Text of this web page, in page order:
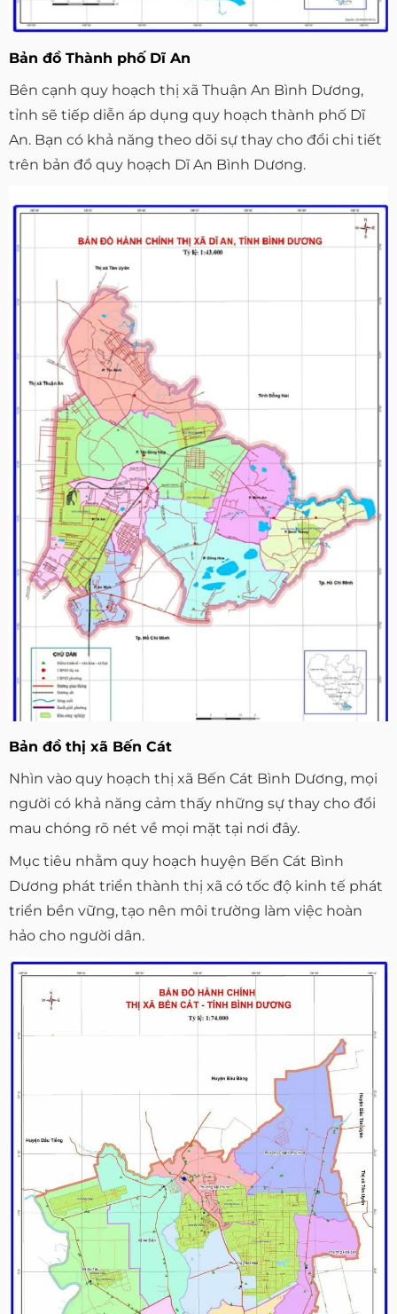
Bản đồ Thành phố Dĩ An
Bên cạnh quy hoạch thị xã Thuận An Bình Dương,
tỉnh sẽ tiếp diễn áp dụng quy hoạch thành phố Dĩ
An. Bạn có khả năng theo dõi sự thay cho đổi chi tiết
trên bản đồ quy hoạch Dĩ An Bình Dương.
Bản đồ thị xã Bến Cát
Nhìn vào quy hoạch thị xã Bến Cát Bình Dương, mọi
người có khả năng cảm thấy những sự thay cho đổi
mau chóng rõ nét về mọi mặt tại nơi đây.
Mục tiêu nhằm quy hoạch huyện Bến Cát Bình
Dương phát triển thành thị xã có tốc độ kinh tế phát
triển bền vững, tạo nên môi trường làm việc hoàn
hảo cho người dân.